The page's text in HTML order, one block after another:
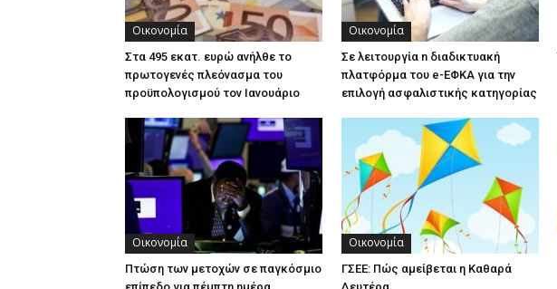
Οικονομία
Στα 495 εκατ. ευρώ ανήλθε το
πρωτογενές πλεόνασμα του
προϋπολογισμού τον Ιανουάριο
Οικονομία
Σε λειτουργία n διαδικτυακή
πλατφόρμα του e-ΕΦΚΑ για την
επιλογή ασφαλιστικής κατηγορίας
Οικονομία
Πτώση των μετοχών σε παγκόσμιο
Οικονομία
ΓΣΕΕ: Πώς αμείβεται η Καθαρά